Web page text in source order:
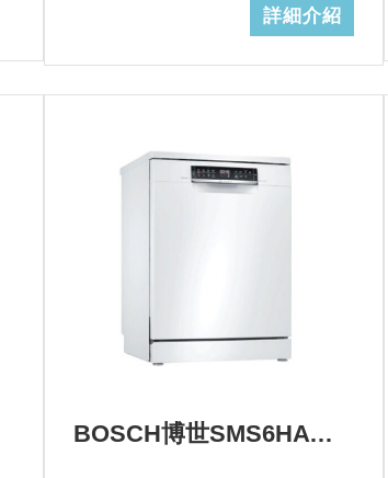
詳細介紹
BOSCH博世SMS6HAW00X 獨立式洗碗機+基本安裝 (加Line ID:@ye888)